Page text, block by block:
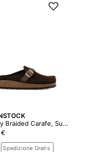
Buckley Braided Carafe, Suede Leather
€
Spedizione Gratis